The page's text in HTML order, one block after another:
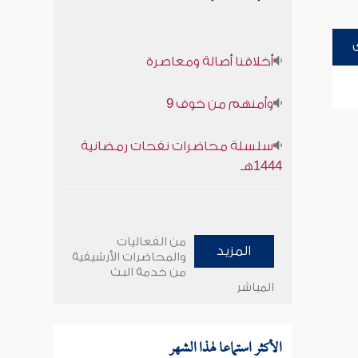
أخلاقنا أصالة ومعاصرة
وأمنهم من خوف 9
سلسلة محاضرات نفحات رمضانية
1444هـ
المزيد
من الفعاليات
والمحاضرات الأرشيفية
من خدمة البث
المباشر
الأكثر استماعا لهذا الشهر